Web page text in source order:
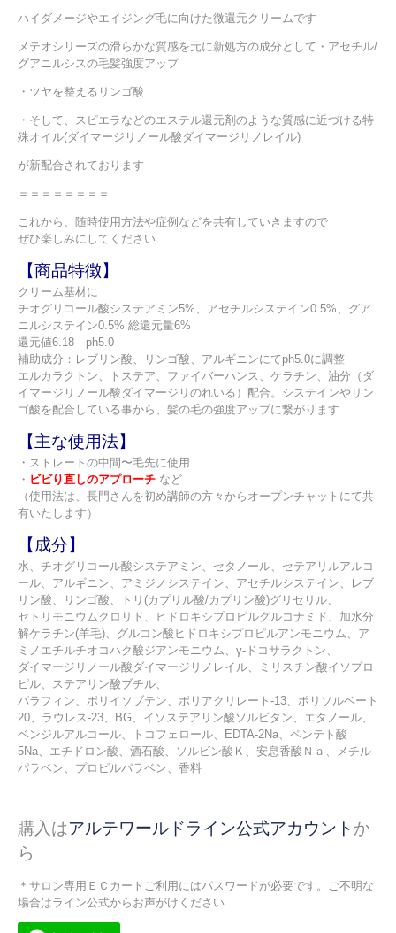
ハイダメージやエイジング毛に向けた微還元クリームです
メテオシリーズの滑らかな質感を元に新処方の成分として・アセチル/
グアニルシスの毛髪強度アップ
・ツヤを整えるリンゴ酸
・そして、スピエラなどのエステル還元剤のような質感に近づける特
殊オイル(ダイマージリノール酸ダイマージリノレイル)
が新配合されております
＝＝＝＝＝＝＝＝
これから、随時使用方法や症例などを共有していきますので
ぜひ楽しみにしてください
【商品特徴】
クリーム基材に
チオグリコール酸システアミン5%、アセチルシステイン0.5%、グア
ニルシステイン0.5% 総還元量6%
還元値6.18 ph5.0
補助成分：レブリン酸、リンゴ酸、アルギニンにてph5.0に調整
エルカラクトン、トステア、ファイバーハンス、ケラチン、油分（ダ
イマージリノール酸ダイマージリのれいる）配合。システインやリン
ゴ酸を配合している事から、髪の毛の強度アップに繋がります
【主な使用法】
・ストレートの中間〜毛先に使用
・ ビビり直しのアプローチ など
（使用法は、長門さんを初め講師の方々からオープンチャットにて共
有いたします）
【成分】
水、チオグリコール酸システアミン、セタノール、セテアリルアルコ
ール、アルギニン、アミジノシステイン、アセチルシステイン、レブ
リン酸、リンゴ酸、トリ(カプリル酸/カプリン酸)グリセリル、
セトリモニウムクロリド、ヒドロキシプロピルグルコナミド、加水分
解ケラチン(羊毛)、グルコン酸ヒドロキシプロピルアンモニウム、ア
ミノエチルチオコハク酸ジアンモニウム、γ-ドコサラクトン、
ダイマージリノール酸ダイマージリノレイル、ミリスチン酸イソプロ
ピル、ステアリン酸ブチル、
パラフィン、ポリイソブテン、ポリアクリレート-13、ポリソルベート
20、ラウレス-23、BG、イソステアリン酸ソルビタン、エタノール、
ベンジルアルコール、トコフェロール、EDTA-2Na、ペンテト酸
5Na、エチドロン酸、酒石酸、ソルビン酸Ｋ、安息香酸Ｎａ、メチル
パラベン、プロピルパラベン、香料
購入はアルテワールドライン公式アカウント か
ら
＊サロン専用ＥＣカートご利用にはパスワードが必要です。ご不明な
場合はライン公式からお声がけください